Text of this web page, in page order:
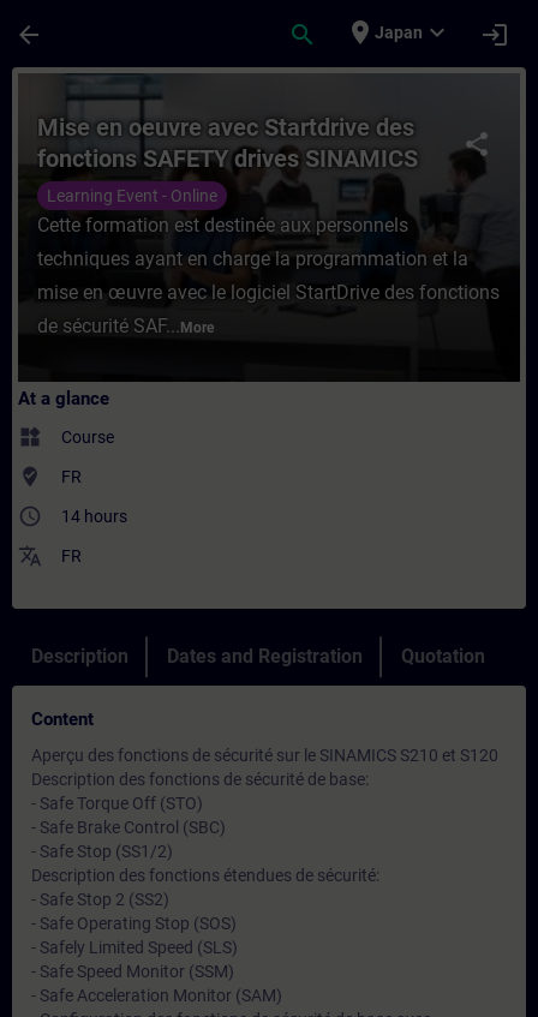
arrow_back search place Japan expand_more login
Course - Mise en oeuvre avec
share
Mise en oeuvre avec Startdrive des
fonctions SAFETY drives SINAMICS
(Formation à distance)
Learning Event - Online
Cette formation est destinée aux personnels
techniques ayant en charge la programmation et la
mise en œuvre avec le logiciel StartDrive des fonctions
de sécurité SAF... More
At a glance
widgets Course
where_to_vote FR
access_time 14 hours
translate FR
Description Dates and Registration Quotation
Content
Aperçu des fonctions de sécurité sur le SINAMICS S210 et S120
Description des fonctions de sécurité de base:
- Safe Torque Off (STO)
- Safe Brake Control (SBC)
- Safe Stop (SS1/2)
Description des fonctions étendues de sécurité:
- Safe Stop 2 (SS2)
- Safe Operating Stop (SOS)
- Safely Limited Speed (SLS)
- Safe Speed Monitor (SSM)
- Safe Acceleration Monitor (SAM)